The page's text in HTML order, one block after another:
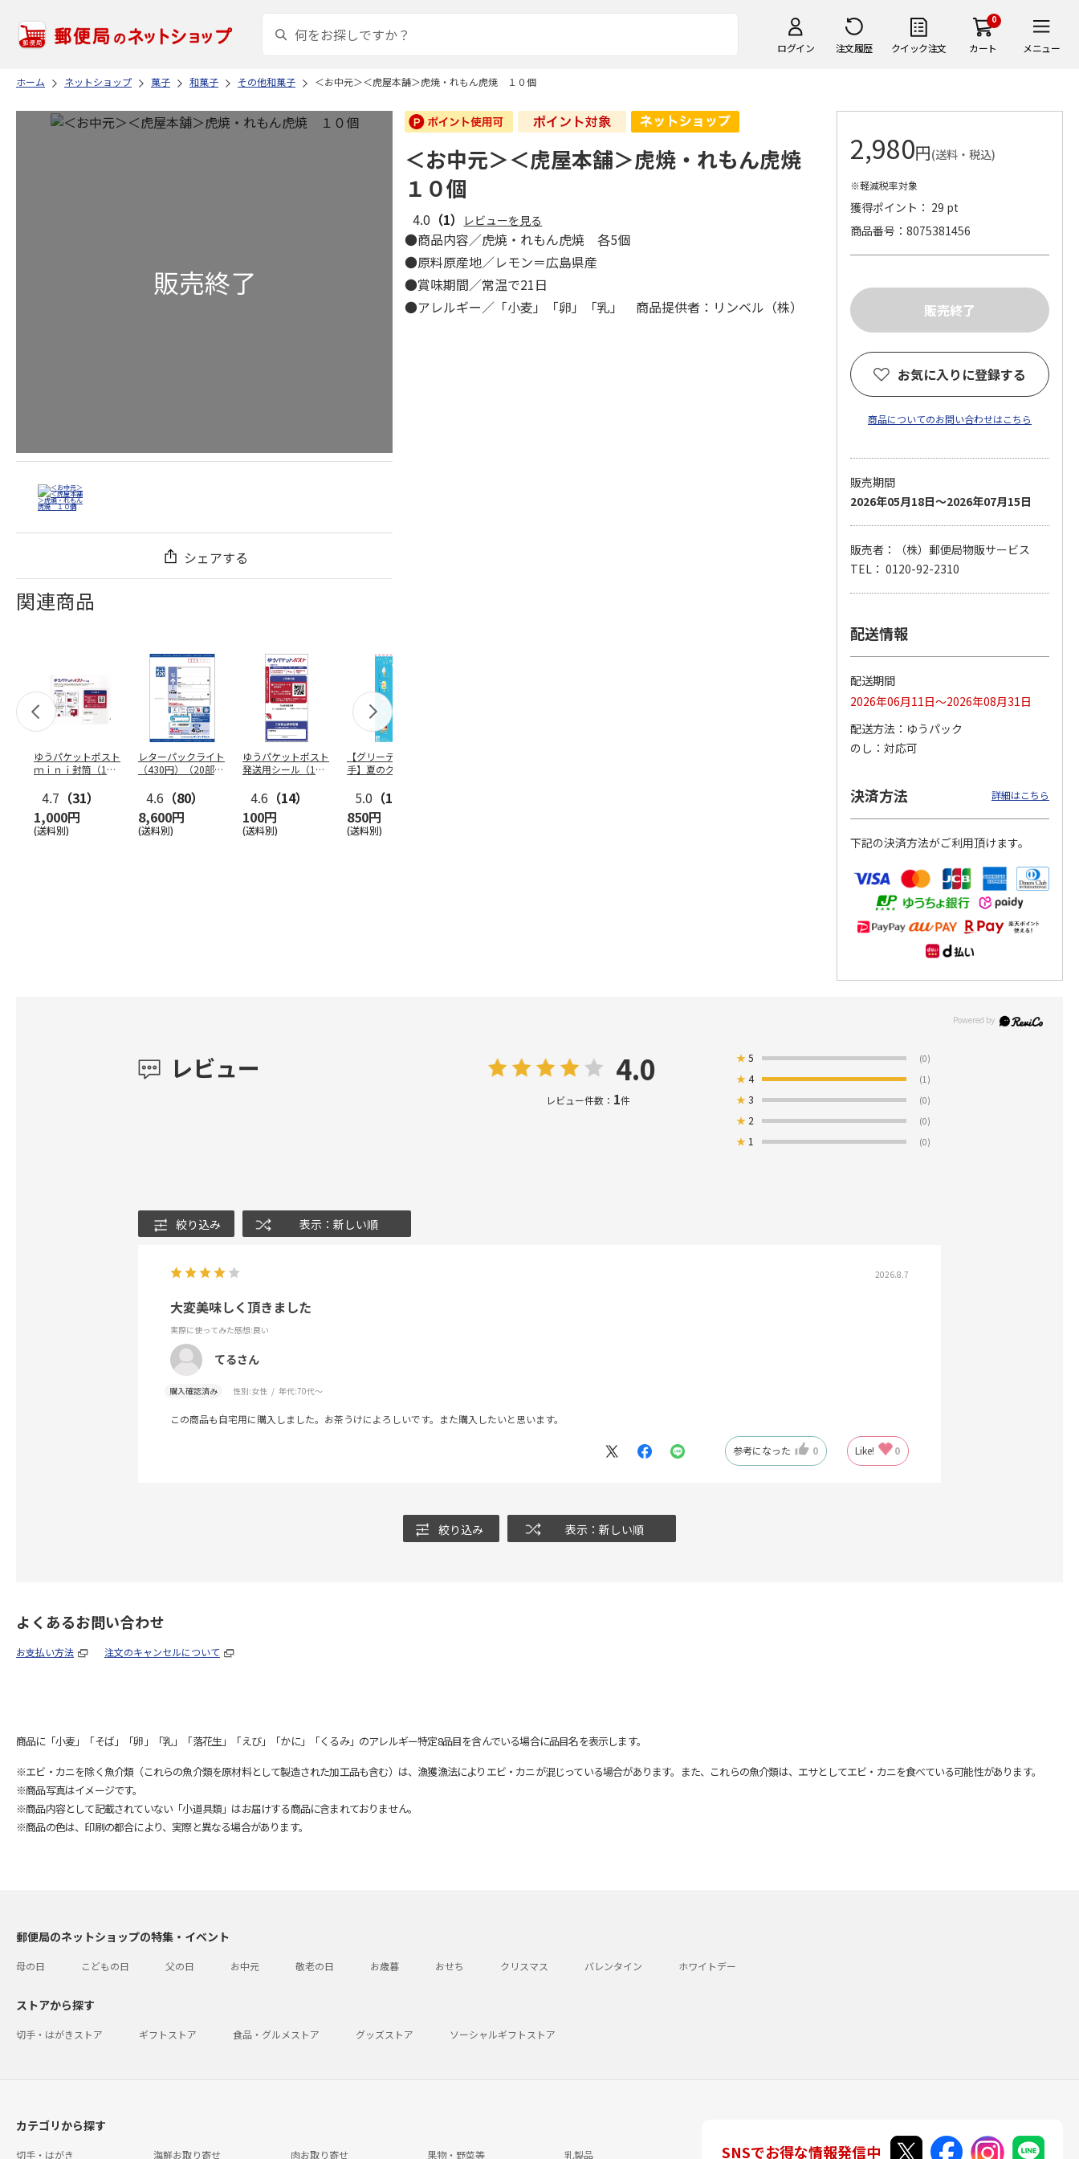
ログイン 注文履歴 クイック注文
0
カート メニュー
ホーム ネットショップ 菓子 和菓子 その他和菓子 ＜お中元＞＜虎屋本舗＞虎焼・れもん虎焼 １０個
シェアする
関連商品
ゆうパケットポスト
ｍｉｎｉ封筒（1個
4.7 （31）
1,000円
(送料別)
レターパックライト
（430円）（20部セ
4.6 （80）
8,600円
(送料別)
ゆうパケットポスト
発送用シール（1個
4.6 （14）
100円
(送料別)
【グリーティング切
手】夏のグリーティ
5.0 （10）
850円
(送料別)
【グリーティング切
円…
4.8（11）
5,500円
4.6（7）
11,000円
＜お中元＞＜虎屋本舗＞虎焼・れもん虎焼
１０個
4.0 （1） レビューを見る
●商品内容／虎焼・れもん虎焼 各5個
●原料原産地／レモン＝広島県産
●賞味期間／常温で21日
●アレルギー／「小麦」「卵」「乳」 商品提供者：リンベル（株）
2,980円(送料・税込)
※軽減税率対象
獲得ポイント： 29 pt
商品番号
8075381456
お気に入りに登録する
商品についてのお問い合わせはこちら
販売期間
2026年05月18日～2026年07月15日
販売者：（株）郵便局物販サービス
TEL： 0120-92-2310
配送情報
配送期間
2026年06月11日～2026年08月31日
配送方法
ゆうパック
のし
対応可
決済方法 詳細はこちら
下記の決済方法がご利用頂けます。
レビュー 4.0
レビュー件数： 1件
★5 (0)
★4 (1)
★3 (0)
★ 2 (0)
★ 1 (0)
絞り込み 表示：新しい順
2026.8.7
大変美味しく頂きました
実際に使ってみた感想:良い
てるさん
購入確認済み 性別:女性 年代:70代～
この商品も自宅用に購入しました。お茶うけによろしいです。また購入したいと思います。
参考になった 0 Like! 0
絞り込み 表示：新しい順
よくあるお問い合わせ
お支払い方法 注文のキャンセルについて
商品に「小麦」「そば」「卵」「乳」「落花生」「えび」「かに」「くるみ」のアレルギー特定8品目を含んでいる場合に品目名を表示します。
※エビ・カニを除く魚介類（これらの魚介類を原材料として製造された加工品も含む）は、漁獲漁法によりエビ・カニが混じっている場合があります。また、これらの魚介類は、エサとしてエビ・カニを食べている可能性があります。
※商品写真はイメージです。
※商品内容として記載されていない「小道具類」はお届けする商品に含まれておりません。
※商品の色は、印刷の都合により、実際と異なる場合があります。
郵便局のネットショップの特集・イベント
母の日 こどもの日 父の日 お中元 敬老の日 お歳暮 おせち クリスマス バレンタイン ホワイトデー
ストアから探す
切手・はがきストア ギフトストア 食品・グルメストア グッズストア ソーシャルギフトストア
カテゴリから探す
切手・はがき 海鮮お取り寄せ 肉お取り寄せ 果物・野菜等 乳製品 SNSでお得な情報発信中